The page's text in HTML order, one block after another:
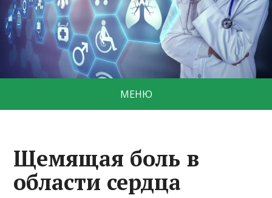
МЕНЮ
Щемящая боль в
области сердца